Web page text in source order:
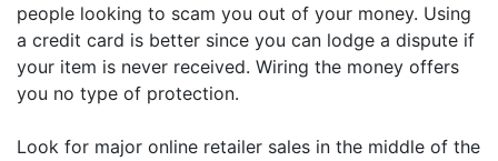
people looking to scam you out of your money. Using
a credit card is better since you can lodge a dispute if
your item is never received. Wiring the money offers
you no type of protection.
Look for major online retailer sales in the middle of the